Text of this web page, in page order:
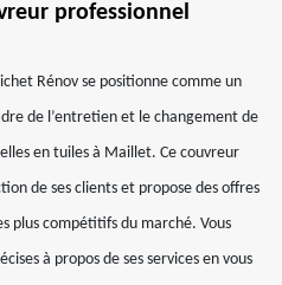
professionnel
Rénov se positionne comme un
de l’entretien et le changement de
en tuiles à Maillet. Ce couvreur
de ses clients et propose des offres
plus compétitifs du marché. Vous
à propos de ses services en vous